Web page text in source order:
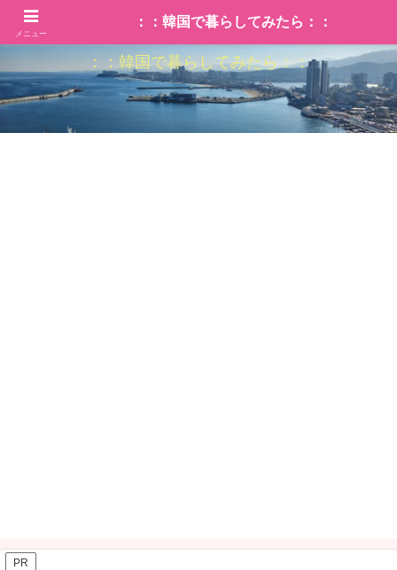
：：韓国で暮らしてみたら：：
PR
メニュー
：：韓国で暮らしてみたら：：